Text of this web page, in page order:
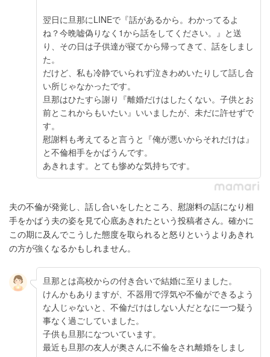
翌日に旦那にLINEで『話があるから。わかってるよ
ね？今晩嘘偽りなく1から話をしてください。』と送
り、その日は子供達が寝てから帰ってきて、話をしまし
た。
だけど、私も冷静でいられず泣きわめいたりして話し合
い所じゃなかったです。
旦那はひたすら謝り『離婚だけはしたくない。子供とお
前とこれからもいたい』いいましたが、未だに許せずで
す。
慰謝料も考えてると言うと『俺が悪いからそれだけは』
と不倫相手をかばうんです。
あきれます。とても惨めな気持ちです。
夫の不倫が発覚し、話し合いをしたところ、慰謝料の話になり相
手をかばう夫の姿を見て心底あきれたという投稿者さん。確かに
この期に及んでこうした態度を取られると怒りというよりあきれ
の方が強くなるかもしれません。
旦那とは高校からの付き合いで結婚に至りました。
けんかもありますが、不器用で浮気や不倫ができるよう
な人じゃないと、不倫だけはしない人だとなに一つ疑う
事なく過ごしていました。
子供も旦那になついています。
最近も旦那の友人が奥さんに不倫をされ離婚をしまし